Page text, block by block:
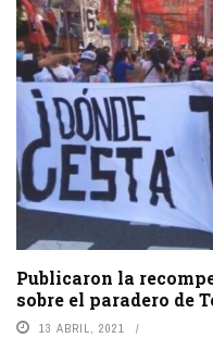
Publicaron la
sobre el paradero de
13 ABRIL, 2021